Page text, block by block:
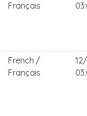
Français
French /
Français